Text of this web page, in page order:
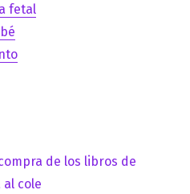
fetal
de los libros de
cole